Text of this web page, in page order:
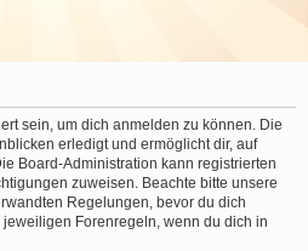
sein, um dich anmelden zu können. Die
erledigt und ermöglicht dir, auf
Board-Administration kann registrierten
zuweisen. Beachte bitte unsere
Regelungen, bevor du dich
Forenregeln, wenn du dich in